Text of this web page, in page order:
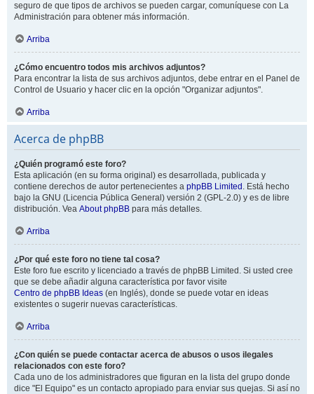
seguro de que tipos de archivos se pueden cargar, comuníquese con La
Administración para obtener más información.
Arriba
¿Cómo encuentro todos mis archivos adjuntos?
Para encontrar la lista de sus archivos adjuntos, debe entrar en el Panel de
Control de Usuario y hacer clic en la opción "Organizar adjuntos".
Arriba
Acerca de phpBB
¿Quién programó este foro?
Esta aplicación (en su forma original) es desarrollada, publicada y
contiene derechos de autor pertenecientes a phpBB Limited . Está hecho
bajo la GNU (Licencia Pública General) versión 2 (GPL-2.0) y es de libre
distribución. Vea About phpBB para más detalles.
Arriba
¿Por qué este foro no tiene tal cosa?
Este foro fue escrito y licenciado a través de phpBB Limited. Si usted cree
que se debe añadir alguna característica por favor visite
Centro de phpBB Ideas (en Inglés), donde se puede votar en ideas
existentes o sugerir nuevas características.
Arriba
¿Con quién se puede contactar acerca de abusos o usos ilegales
relacionados con este foro?
Cada uno de los administradores que figuran en la lista del grupo donde
dice "El Equipo" es un contacto apropiado para enviar sus quejas. Si así no